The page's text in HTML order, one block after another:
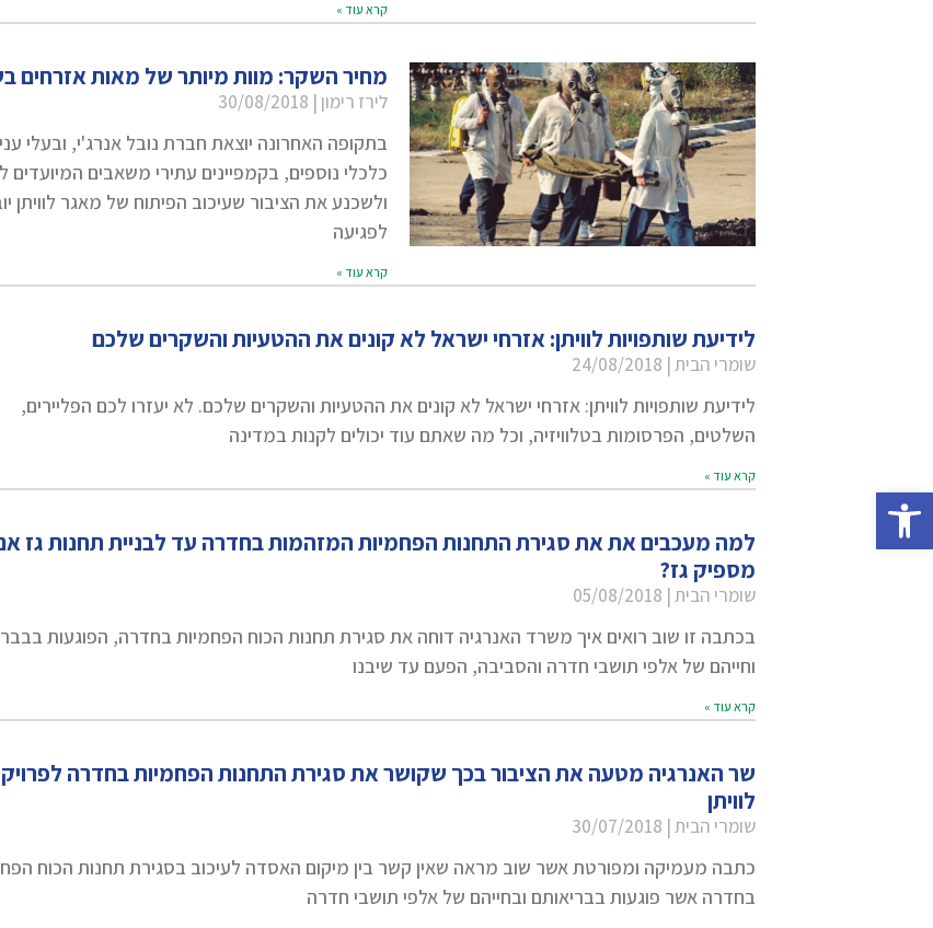
פתח סרגל נגישות
קרא עוד »
מחיר השקר: מוות מיותר של מאות אזרחים
לירז רימון
בתקופה האחרונה יוצאת חברת נובל אנרג'י, ובעלי
כלכלי נוספים, בקמפיינים עתירי משאבים המיועדים
ולשכנע את הציבור שעיכוב הפיתוח של מאגר לוויתן
לפגיעה
קרא עוד »
לידיעת שותפויות לוויתן: אזרחי ישראל לא קונים את ההטעיות והשקרים שלכם
שומרי הבית
לידיעת שותפויות לוויתן: אזרחי ישראל לא קונים את ההטעיות והשקרים שלכם. לא יעזרו לכם הפליירים,
השלטים, הפרסומות בטלוויזיה, וכל מה שאתם עוד יכולים לקנות במדינה
קרא עוד »
למה מעכבים את את סגירת התחנות הפחמיות המזהמות בחדרה עד לבניית תחנות גז
מספיק גז?
שומרי הבית
בכתבה זו שוב רואים איך משרד האנרגיה דוחה את סגירת תחנות הכוח הפחמיות בחדרה, הפוגעות
וחייהם של אלפי תושבי חדרה והסביבה, הפעם עד שיבנו
קרא עוד »
שר האנרגיה מטעה את הציבור בכך שקושר את סגירת התחנות הפחמיות בחדרה
לוויתן
שומרי הבית
כתבה מעמיקה ומפורטת אשר שוב מראה שאין קשר בין מיקום האסדה לעיכוב בסגירת תחנות הכוח
בחדרה אשר פוגעות בבריאותם ובחייהם של אלפי תושבי חדרה